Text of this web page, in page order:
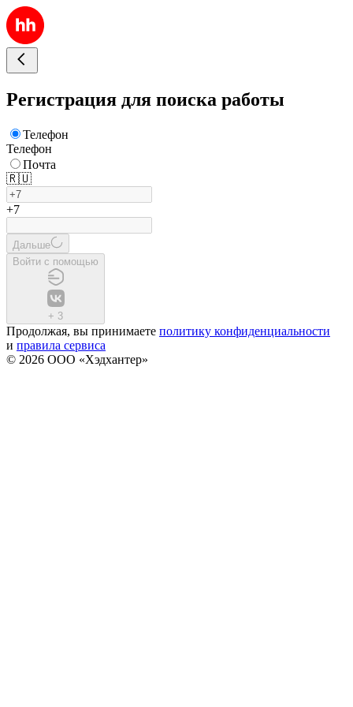
Регистрация для поиска работы
Телефон
Телефон
Почта
🇷🇺
+7
Дальше
Войти с помощью
+ 3
Продолжая, вы принимаете политику конфиденциальности
и правила сервиса
© 2026 ООО «Хэдхантер»